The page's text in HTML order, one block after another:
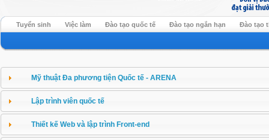
Tuyển sinh Việc làm Đào tạo quốc tế Đào tạo ngắn hạn Đào tạo
Mỹ thuật Đa phương tiện Quốc tế - ARENA
Lập trình viên quốc tế
Thiết kế Web và lập trình Front-end